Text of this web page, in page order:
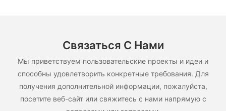
Связаться С Нами
Мы приветствуем пользовательские проекты и идеи и
способны удовлетворить конкретные требования. Для
получения дополнительной информации, пожалуйста,
посетите веб-сайт или свяжитесь с нами напрямую с